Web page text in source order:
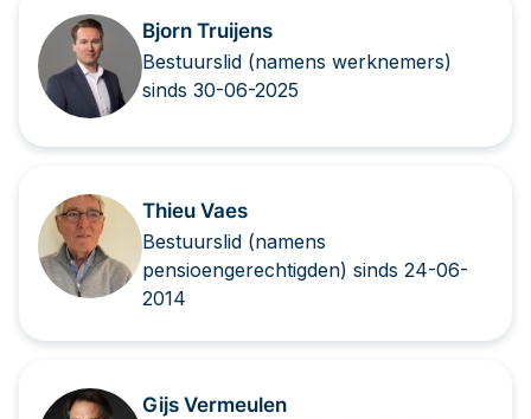
Bjorn Truijens
Bestuurslid (namens werknemers)
sinds 30-06-2025
Thieu Vaes
Bestuurslid (namens
pensioengerechtigden) sinds 24-06-
2014
Gijs Vermeulen